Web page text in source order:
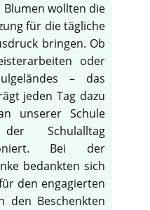
wollten die
für die tägliche
bringen. Ob
oder
– das
jeden Tag dazu
unserer Schule
Schulalltag
Bei der
bedankten sich
den engagierten
den Beschenkten